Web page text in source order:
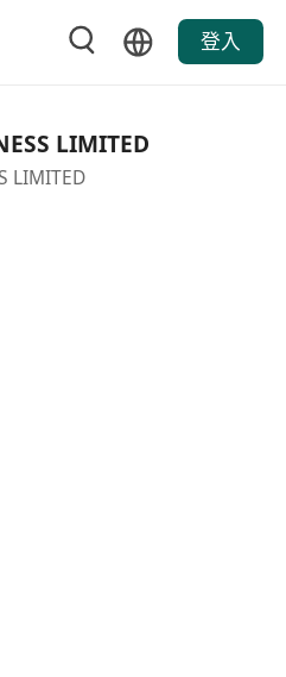
登入
LIMITED
LIMITED